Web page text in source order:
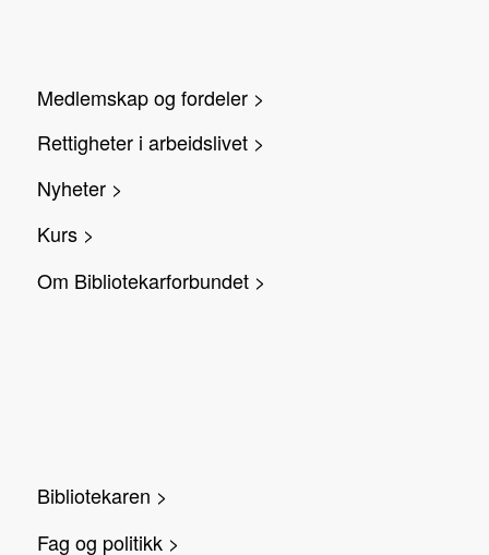
Medlemskap og fordeler >
Rettigheter i arbeidslivet >
Nyheter >
Kurs >
Om Bibliotekarforbundet >
Bibliotekaren >
Fag og politikk >